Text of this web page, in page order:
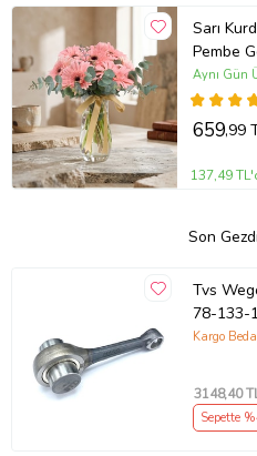
Sarı
Pembe
Aynı Gün
659,99
137,49
Son
Tvs
78-133-
Kargo
3148,40
Sepette